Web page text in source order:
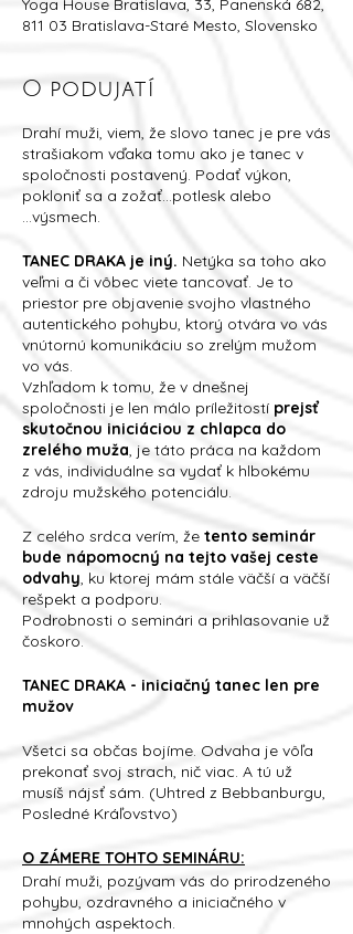
Yoga House Bratislava, 33, Panenská 682,
811 03 Bratislava-Staré Mesto, Slovensko
O podujatí
Drahí muži, viem, že slovo tanec je pre vás
strašiakom vďaka tomu ako je tanec v
spoločnosti postavený. Podať výkon,
pokloniť sa a zožať...potlesk alebo
...výsmech.
TANEC DRAKA je iný. Netýka sa toho ako
veľmi a či vôbec viete tancovať. Je to
priestor pre objavenie svojho vlastného
autentického pohybu, ktorý otvára vo vás
vnútornú komunikáciu so zrelým mužom
vo vás.
Vzhľadom k tomu, že v dnešnej
spoločnosti je len málo príležitostí prejsť
skutočnou iniciáciou z chlapca do
zrelého muža, je táto práca na každom
z vás, individuálne sa vydať k hlbokému
zdroju mužského potenciálu.
Z celého srdca verím, že tento seminár
bude nápomocný na tejto vašej ceste
odvahy, ku ktorej mám stále väčší a väčší
rešpekt a podporu.
Podrobnosti o seminári a prihlasovanie už
čoskoro.
TANEC DRAKA - iniciačný tanec len pre
mužov
Všetci sa občas bojíme. Odvaha je vôľa
prekonať svoj strach, nič viac. A tú už
musíš nájsť sám. (Uhtred z Bebbanburgu,
Posledné Kráľovstvo)
O ZÁMERE TOHTO SEMINÁRU:
Drahí muži, pozývam vás do prirodzeného
pohybu, ozdravného a iniciačného v
mnohých aspektoch.